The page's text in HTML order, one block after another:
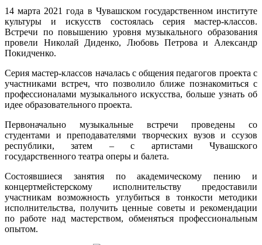
14 марта 2021 года в Чувашском государственном институте
культуры и искусств состоялась серия мастер-классов.
Встречи по повышению уровня музыкального образования
провели Николай Диденко, Любовь Петрова и Александр
Покидченко.
Серия мастер-классов началась с общения педагогов проекта с
участниками встреч, что позволило ближе познакомиться с
профессионалами музыкального искусства, больше узнать об
идее образовательного проекта.
Первоначально музыкальные встречи проведены со
студентами и преподавателями творческих вузов и ссузов
республики, затем – с артистами Чувашского
государственного театра оперы и балета.
Состоявшиеся занятия по академическому пению и
концертмейстерскому исполнительству предоставили
участникам возможность углубиться в тонкости методики
исполнительства, получить ценные советы и рекомендации
по работе над мастерством, обменяться профессиональным
опытом.